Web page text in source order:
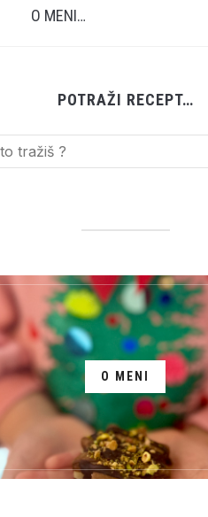
O MENI…
POTRAŽI RECEPT…
O MENI